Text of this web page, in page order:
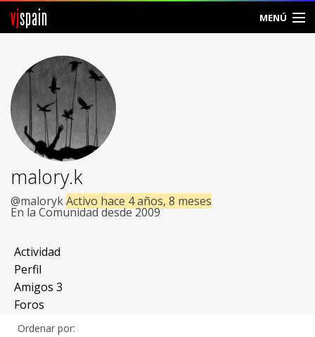
vjspain MENÚ
Foros
Noticias
Vjspain
Ayuda
Contacto
Entrar
Crear Cuenta
malory.k
@malorykActivo hace 4 años, 8 meses
En la Comunidad desde 2009
Actividad
Perfil
Amigos 3
Foros
Ordenar por: